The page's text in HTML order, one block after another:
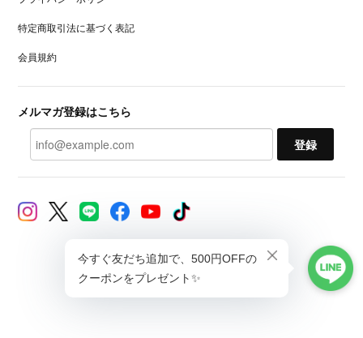
特定商取引法に基づく表記
会員規約
メルマガ登録はこちら
登録
© CAXUL